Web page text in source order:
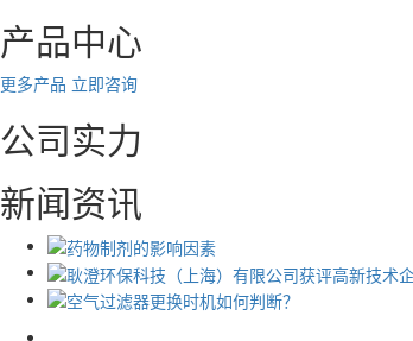
产品中心
更多产品 立即咨询
公司实力
新闻资讯